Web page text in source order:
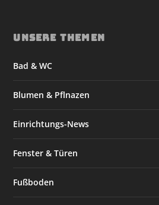
UNSERE THEMEN
Bad & WC
Blumen & Pflnazen
Einrichtungs-News
Fenster & Türen
Fußboden